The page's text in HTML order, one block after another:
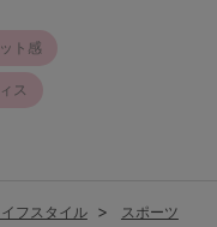
ト感
ス
フスタイル
スポーツ